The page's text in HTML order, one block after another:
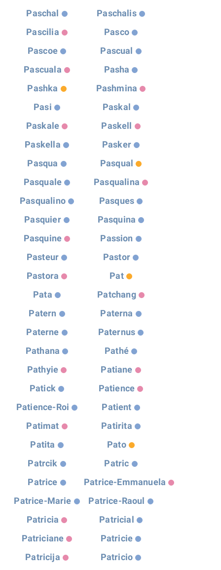
Paschal
Paschalis
Pascilia
Pasco
Pascoe
Pascual
Pascuala
Pasha
Pashka
Pashmina
Pasi
Paskal
Paskale
Paskell
Paskella
Pasker
Pasqua
Pasqual
Pasquale
Pasqualina
Pasqualino
Pasques
Pasquier
Pasquina
Pasquine
Passion
Pasteur
Pastor
Pastora
Pat
Pata
Patchang
Patern
Paterna
Paterne
Paternus
Pathana
Pathé
Pathyie
Patiane
Patick
Patience
Patience-Roi
Patient
Patimat
Patirita
Patita
Pato
Patrcik
Patric
Patrice
Patrice-Emmanuela
Patrice-Marie
Patrice-Raoul
Patricia
Patricial
Patriciane
Patricie
Patricija
Patricio